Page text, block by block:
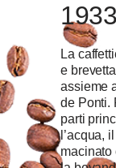
1933
La
e
assieme
de Ponti.
parti
l’acqua,
macinato